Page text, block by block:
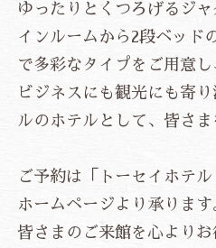
ゆったりとくつろげるジ
インルームから2段ベッド
で多彩なタイプをご用意し
ビジネスにも観光にも寄
ルのホテルとして、皆さま
ご予約は「トーセイホテ
ホームページより承ります
皆さまのご来館を心より